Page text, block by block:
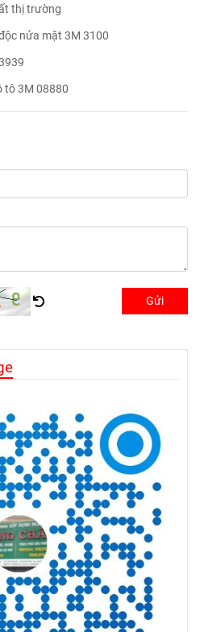
thị trường
nửa mặt 3M 3100
tô 3M 08880
Gửi